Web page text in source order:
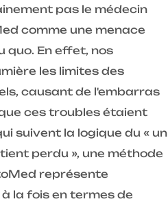
pas le médecin
comme une menace
quo. En effet, nos
les limites des
causant de l'embarras
ces troubles étaient
suivent la logique du « un
perdu », une méthode
représente
la fois en termes de